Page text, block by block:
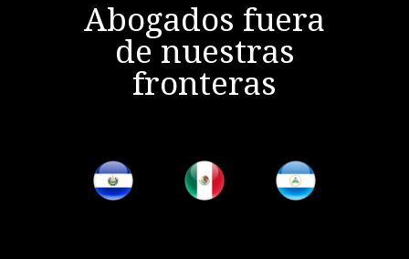
Abogados fuera
de nuestras
fronteras